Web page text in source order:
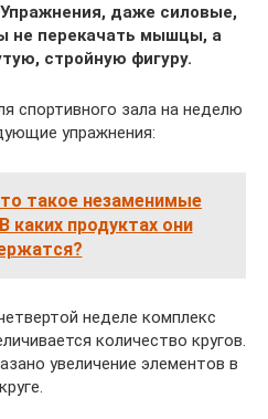
Упражнения, даже силовые,
не перекачать мышцы, а
стройную фигуру.
спортивного зала на неделю
упражнения:
такое незаменимые
каких продуктах они
неделе комплекс
количество кругов.
увеличение элементов в
круге.